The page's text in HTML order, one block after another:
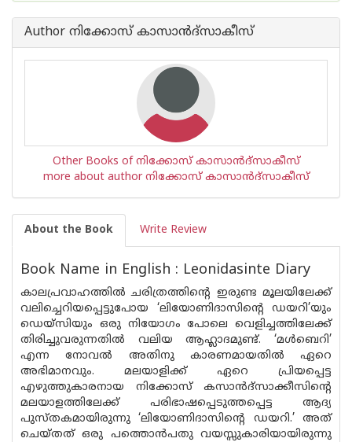
Author നിക്കോസ് കാസാന്‍ദ്സാകീസ്
Other Books of നിക്കോസ് കാസാന്‍ദ്സാകീസ്
more about author നിക്കോസ് കാസാന്‍ദ്സാകീസ്
About the Book Write Review
Book Name in English : Leonidasinte Diary
കാലപ്രവാഹത്തില്‍ ചരിത്രത്തിന്റെ ഇരുണ്ട മൂലയിലേക്ക്
വലിച്ചെറിയപ്പെട്ടുപോയ ‘ലിയോണിദാസിന്റെ ഡയറി’യും
ഡെയ്‌സിയും ഒരു നിയോഗം പോലെ വെളിച്ചത്തിലേക്ക്
തിരിച്ചുവരുന്നതില്‍ വലിയ ആഹ്ലാദമുണ്ട്. ‘മള്‍ബെറി’
എന്ന നോവല്‍ അതിനു കാരണമായതില്‍ ഏറെ
അഭിമാനവും. മലയാളിക്ക് ഏറെ പ്രിയപ്പെട്ട
എഴുത്തുകാരനായ നിക്കോസ് കസാന്‍ദ്‌സാക്കീസിന്റെ
മലയാളത്തിലേക്ക് പരിഭാഷപ്പെടുത്തപ്പെട്ട ആദ്യ
പുസ്തകമായിരുന്നു ‘ലിയോണിദാസിന്റെ ഡയറി.’ അത്
ചെയ്തത് ഒരു പത്തൊന്‍പതു വയസ്സുകാരിയായിരുന്നു